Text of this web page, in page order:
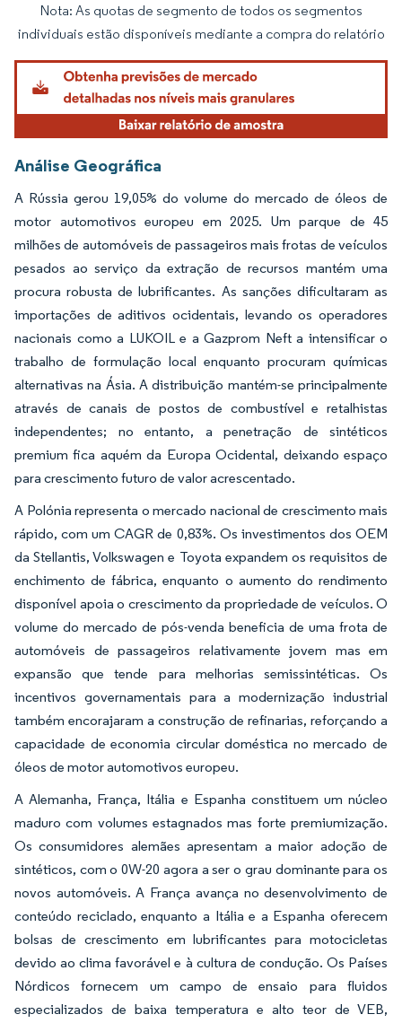
Imagem © Mordor Intelligence. O reuso requer atribuição conforme CC BY 4.0.
Nota: As quotas de segmento de todos os segmentos
individuais estão disponíveis mediante a compra do relatório
Análise Geográfica
A Rússia gerou 19,05% do volume do mercado de óleos de
motor automotivos europeu em 2025. Um parque de 45
milhões de automóveis de passageiros mais frotas de veículos
pesados ao serviço da extração de recursos mantém uma
procura robusta de lubrificantes. As sanções dificultaram as
importações de aditivos ocidentais, levando os operadores
nacionais como a LUKOIL e a Gazprom Neft a intensificar o
trabalho de formulação local enquanto procuram químicas
alternativas na Ásia. A distribuição mantém-se principalmente
através de canais de postos de combustível e retalhistas
independentes; no entanto, a penetração de sintéticos
premium fica aquém da Europa Ocidental, deixando espaço
para crescimento futuro de valor acrescentado.
A Polónia representa o mercado nacional de crescimento mais
rápido, com um CAGR de 0,83%. Os investimentos dos OEM
da Stellantis, Volkswagen e Toyota expandem os requisitos de
enchimento de fábrica, enquanto o aumento do rendimento
disponível apoia o crescimento da propriedade de veículos. O
volume do mercado de pós-venda beneficia de uma frota de
automóveis de passageiros relativamente jovem mas em
expansão que tende para melhorias semissintéticas. Os
incentivos governamentais para a modernização industrial
também encorajaram a construção de refinarias, reforçando a
capacidade de economia circular doméstica no mercado de
óleos de motor automotivos europeu.
A Alemanha, França, Itália e Espanha constituem um núcleo
maduro com volumes estagnados mas forte premiumização.
Os consumidores alemães apresentam a maior adoção de
sintéticos, com o 0W-20 agora a ser o grau dominante para os
novos automóveis. A França avança no desenvolvimento de
conteúdo reciclado, enquanto a Itália e a Espanha oferecem
bolsas de crescimento em lubrificantes para motocicletas
devido ao clima favorável e à cultura de condução. Os Países
Nórdicos fornecem um campo de ensaio para fluidos
especializados de baixa temperatura e alto teor de VEB,